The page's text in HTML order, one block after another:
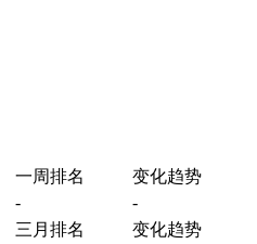
一周排名
变化趋势
-
-
三月排名
变化趋势